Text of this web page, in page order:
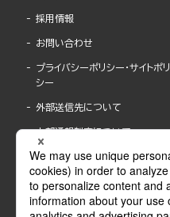
採用情報
お問い合わせ
プライバシーポリシー・サイトポリ
シー
外部送信先について
内部通報制度について